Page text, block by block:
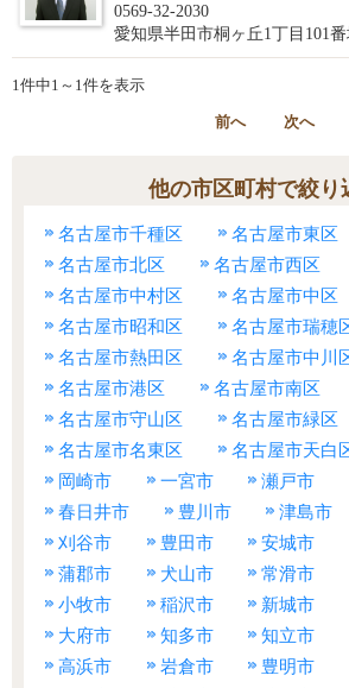
0569-32-2030
愛知県半田市桐ヶ丘1丁目101番
1件中1～1件を表示
前へ 次へ
他の市区町村で絞り
名古屋市千種区
名古屋市東区
名古屋市北区
名古屋市西区
名古屋市中村区
名古屋市中区
名古屋市昭和区
名古屋市瑞穂
名古屋市熱田区
名古屋市中川
名古屋市港区
名古屋市南区
名古屋市守山区
名古屋市緑区
名古屋市名東区
名古屋市天白
岡崎市
一宮市 瀬戸市
春日井市
豊川市 津島市
刈谷市
豊田市 安城市
蒲郡市
犬山市 常滑市
小牧市
稲沢市 新城市
大府市
知多市 知立市
高浜市
岩倉市 豊明市